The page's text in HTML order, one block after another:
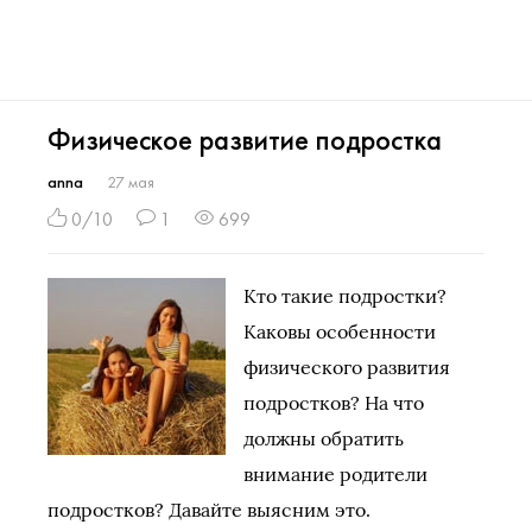
Физическое развитие подростка
anna 27 мая
0/10 1 699
Кто такие подростки?
Каковы особенности
физического развития
подростков? На что
должны обратить
внимание родители
подростков? Давайте выясним это.